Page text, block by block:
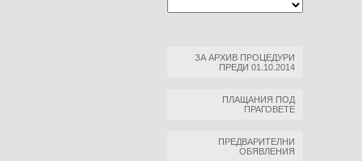
ЗА АРХИВ ПРОЦЕДУРИ
ПРЕДИ 01.10.2014
ПЛАЩАНИЯ ПОД
ПРАГОВЕТЕ
ПРЕДВАРИТЕЛНИ
ОБЯВЛЕНИЯ